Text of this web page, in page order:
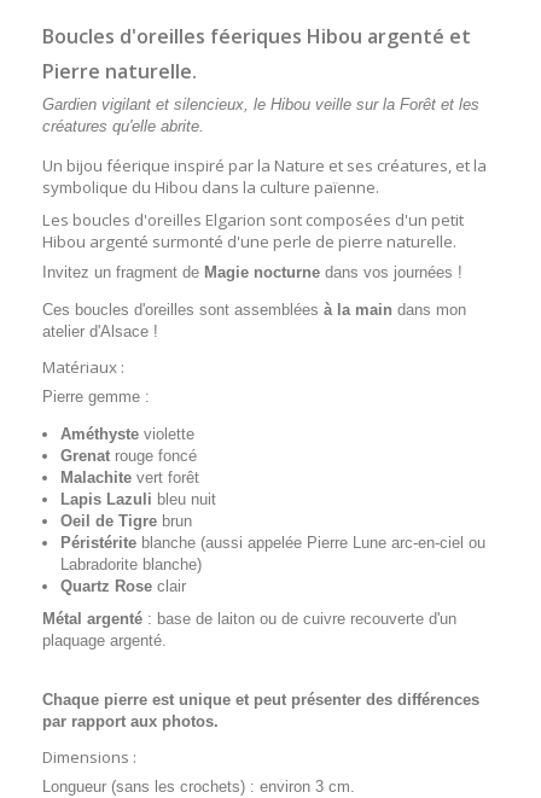
Boucles d'oreilles féeriques Hibou argenté et
Pierre naturelle.
Gardien vigilant et silencieux, le Hibou veille sur la Forêt et les
créatures qu'elle abrite.
Un bijou féerique inspiré par la Nature et ses créatures, et la
symbolique du Hibou dans la culture païenne.
Les boucles d'oreilles Elgarion sont composées d'un petit
Hibou argenté surmonté d'une perle de pierre naturelle.
Invitez un fragment de Magie nocturne dans vos journées !
Ces boucles d'oreilles sont assemblées à la main dans mon
atelier d'Alsace !
Matériaux :
Pierre gemme :
Améthyste violette
Grenat rouge foncé
Malachite vert forêt
Lapis Lazuli bleu nuit
Oeil de Tigre brun
Péristérite blanche (aussi appelée Pierre Lune arc-en-ciel ou
Labradorite blanche)
Quartz Rose clair
Métal argenté : base de laiton ou de cuivre recouverte d'un
plaquage argenté.
Chaque pierre est unique et peut présenter des différences
par rapport aux photos.
Dimensions :
Longueur (sans les crochets) : environ 3 cm.